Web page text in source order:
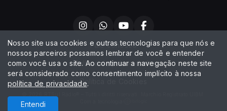
Fale conosco
Política de privacidade
Política de Cookies
Nosso site usa cookies e outras tecnologias para que nós e
nossos parceiros possamos lembrar de você e entender
como você usa o site. Ao continuar a navegação neste site
será considerado como consentimento implícito à nossa
política de privacidade.
Entendi